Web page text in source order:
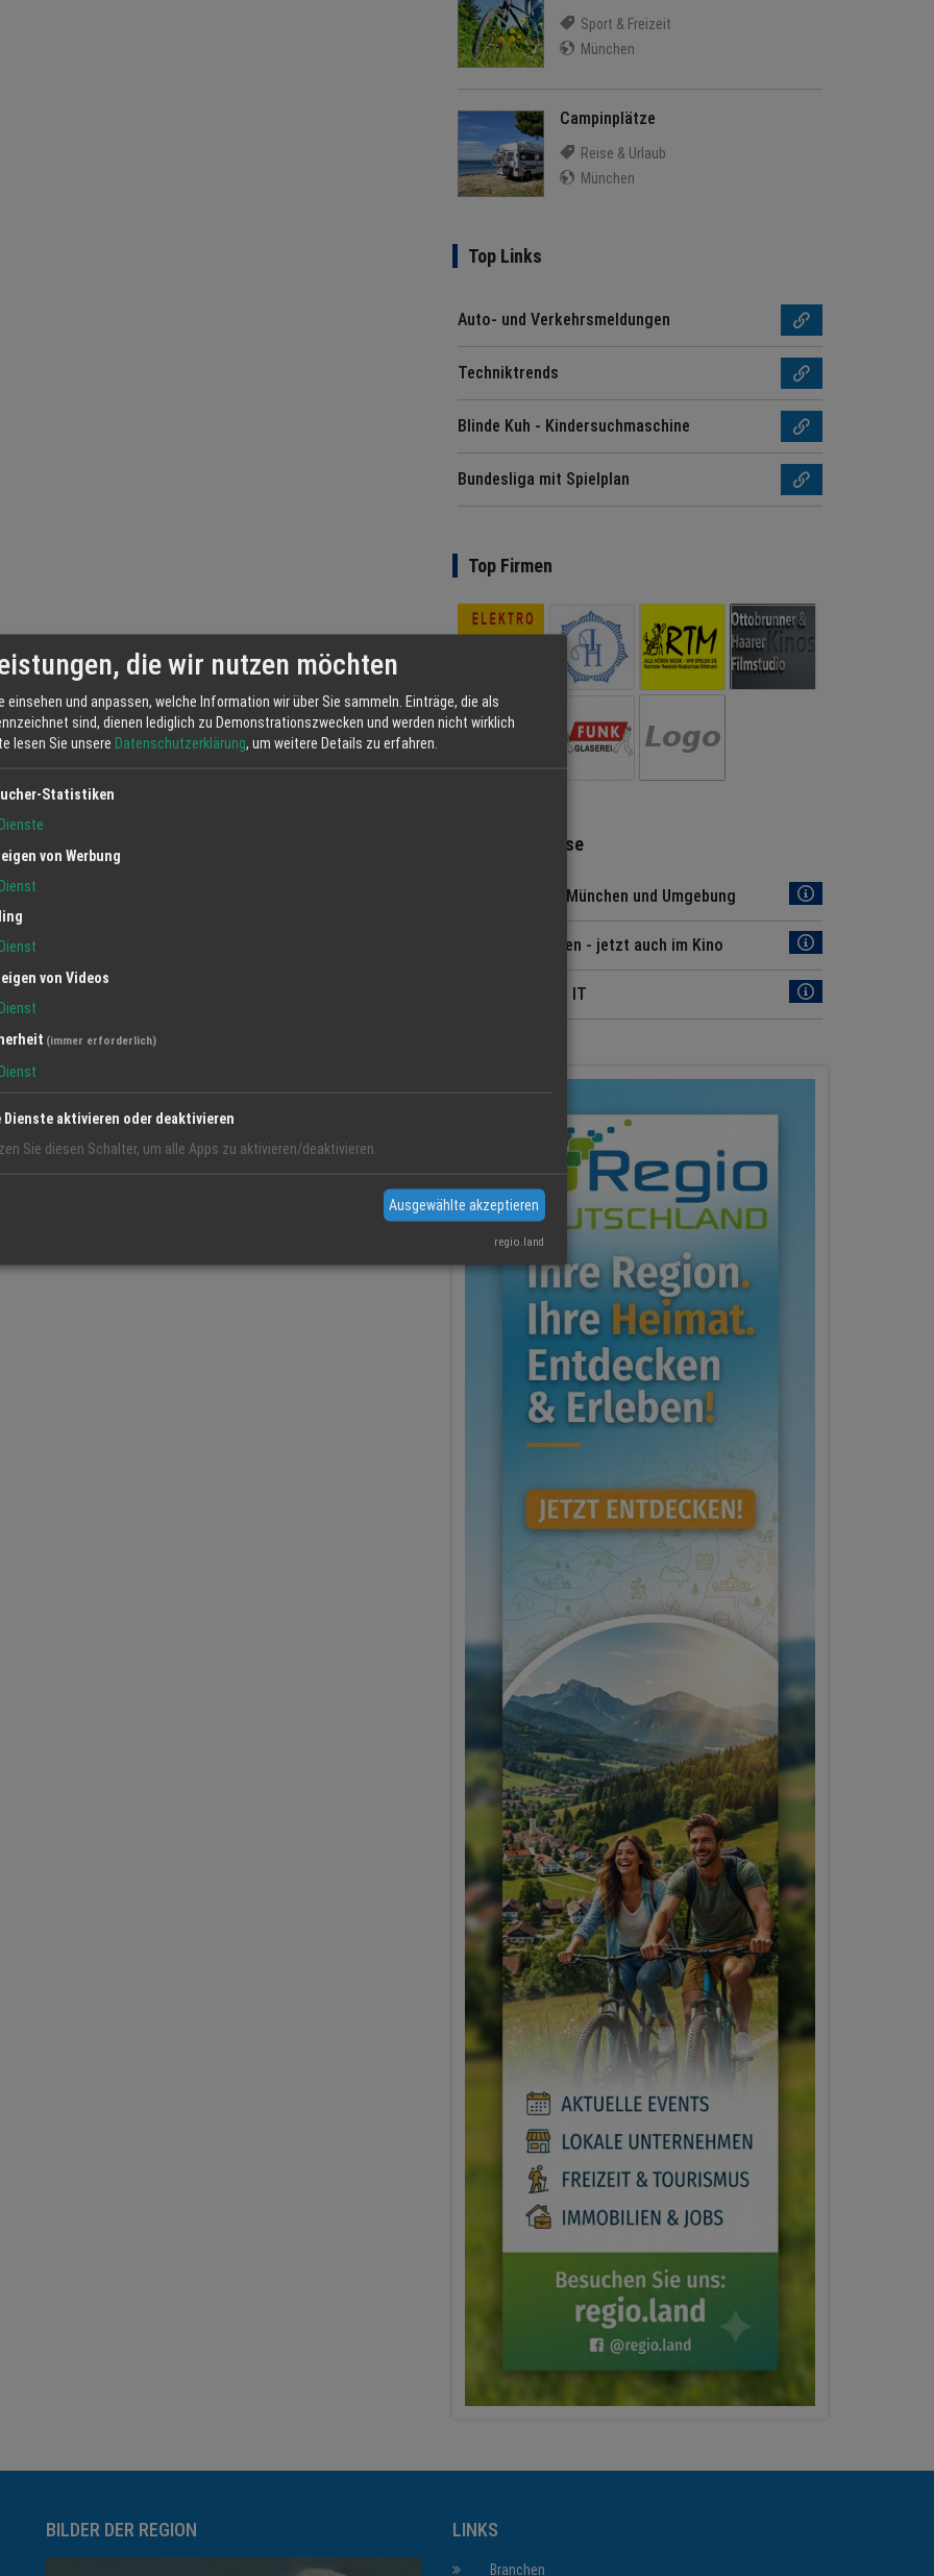
Sport & Freizeit
München
Campinplätze
Reise & Urlaub
München
Top Links
Auto- und Verkehrsmeldungen
Techniktrends
Blinde Kuh - Kindersuchmaschine
Bundesliga mit Spielplan
Top Firmen
Regio Hinweise
Jobs Region München und Umgebung
Regio München - jetzt auch im Kino
News aus der IT
BILDER DER REGION LINKS
Branchen
die wir nutzen möchten
einsehen und anpassen, welche Information wir über Sie sammeln. Einträge, die als
sind, dienen lediglich zu Demonstrationszwecken und werden nicht wirklich
lesen Sie unsere Datenschutzerklärung, um weitere Details zu erfahren.
Statistiken
Dienste
von Werbung
Dienst
Dienst
von Videos
Dienst
(immer erforderlich)
Dienst
Dienste aktivieren oder deaktivieren
Sie diesen Schalter, um alle Apps zu aktivieren/deaktivieren.
Ausgewählte akzeptieren
regio.land